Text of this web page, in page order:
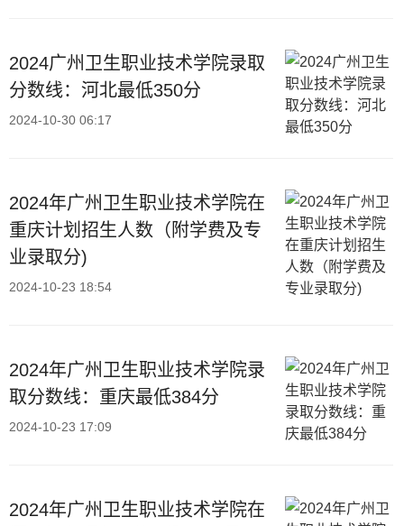
2024广州卫生职业技术学院录取
分数线：河北最低350分
2024-10-30 06:17
2024年广州卫生职业技术学院在
重庆计划招生人数（附学费及专
业录取分)
2024-10-23 18:54
2024年广州卫生职业技术学院录
取分数线：重庆最低384分
2024-10-23 17:09
2024年广州卫生职业技术学院在